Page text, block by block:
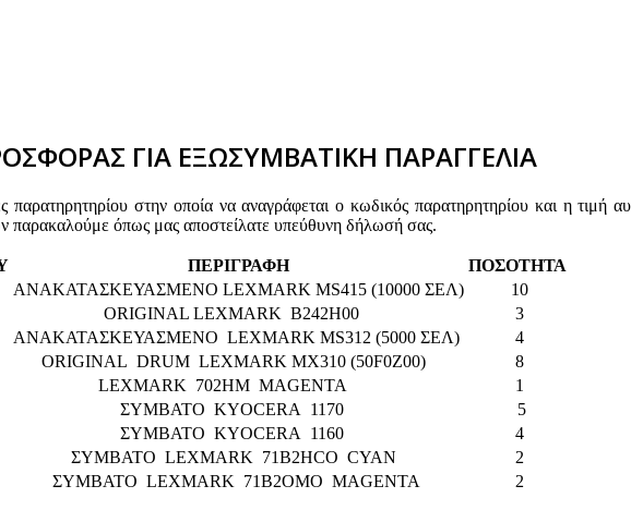
ΓΙΑ ΕΞΩΣΥΜΒΑΤΙΚΗ ΠΑΡΑΓΓΕΛΙΑ
στην οποία να αναγράφεται ο κωδικός παρατηρητηρίου και η τιμή
παρακαλούμε όπως μας αποστείλατε υπεύθυνη δήλωσή σας.
ΠΕΡΙΓΡΑΦΗ
ΠΟΣΟΤΗΤΑ
ΑΝΑΚΑΤΑΣΚΕΥΑΣΜΕΝΟ LEXMARK MS415 (10000 ΣΕΛ)
10
ORIGINAL LEXMARK B242H00
3
ΑΝΑΚΑΤΑΣΚΕΥΑΣΜΕΝΟ LEXMARK MS312 (5000 ΣΕΛ)
4
ORIGINAL DRUM LEXMARK MX310 (50F0Z00)
8
LEXMARK 702HM MAGENTA
1
ΣΥΜΒΑΤΟ KYOCERA 1170
5
ΣΥΜΒΑΤΟ KYOCERA 1160
4
ΣΥΜΒΑΤΟ LEXMARK 71B2HCO CYAN
2
ΣΥΜΒΑΤΟ LEXMARK 71B2OMO MAGENTA 2